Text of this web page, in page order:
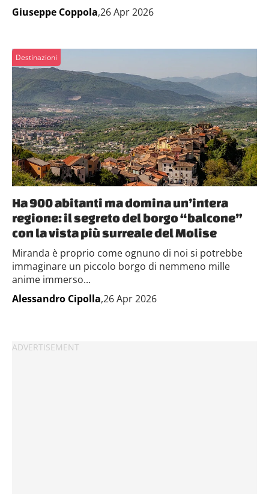
Giuseppe Coppola,26 Apr 2026
Destinazioni
Ha 900 abitanti ma domina un’intera
regione: il segreto del borgo “balcone”
con la vista più surreale del Molise
Miranda è proprio come ognuno di noi si potrebbe
immaginare un piccolo borgo di nemmeno mille
anime immerso...
Alessandro Cipolla,26 Apr 2026